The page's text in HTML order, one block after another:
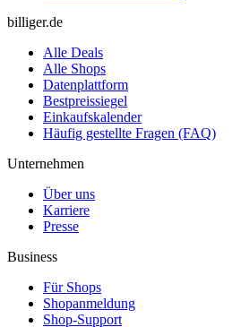
billiger.de
Alle Deals
Alle Shops
Datenplattform
Bestpreissiegel
Einkaufskalender
Häufig gestellte Fragen (FAQ)
Unternehmen
Über uns
Karriere
Presse
Business
Für Shops
Shopanmeldung
Shop-Support